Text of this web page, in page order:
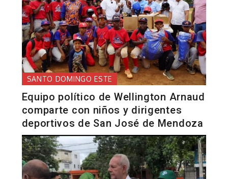
SANTO DOMINGO ESTE
Equipo político de Wellington Arnaud
comparte con niños y dirigentes
deportivos de San José de Mendoza